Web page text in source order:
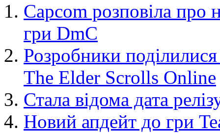
Capcom розповіла про
гри DmC
Розробники
The Elder Scrolls Online
Стала відома дата
Новий апдейт до гри